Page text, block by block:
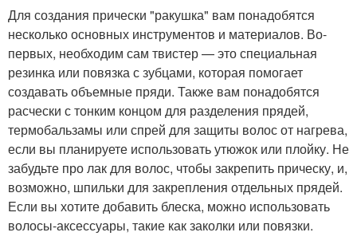
Для создания прически "ракушка" вам понадобятся
несколько основных инструментов и материалов. Во-
первых, необходим сам твистер — это специальная
резинка или повязка с зубцами, которая помогает
создавать объемные пряди. Также вам понадобятся
расчески с тонким концом для разделения прядей,
термобальзамы или спрей для защиты волос от нагрева,
если вы планируете использовать утюжок или плойку. Не
забудьте про лак для волос, чтобы закрепить прическу, и,
возможно, шпильки для закрепления отдельных прядей.
Если вы хотите добавить блеска, можно использовать
волосы-аксессуары, такие как заколки или повязки.